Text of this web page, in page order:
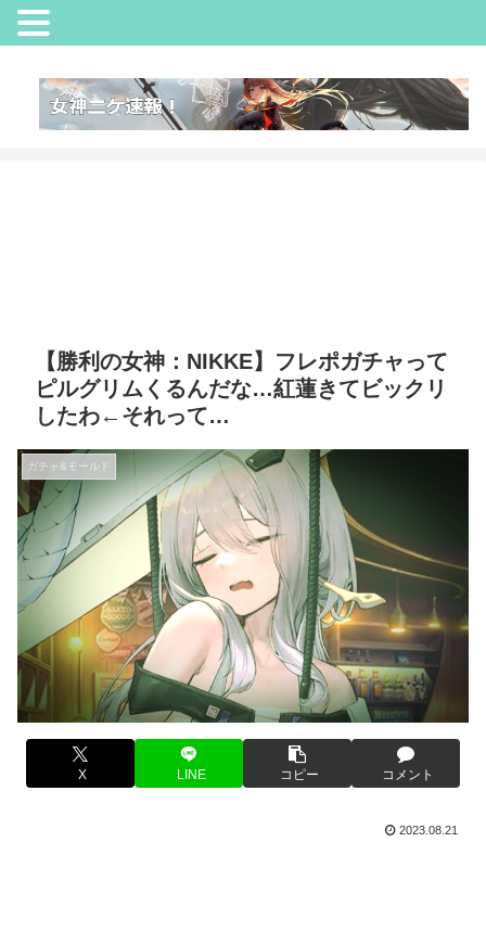
【勝利の女神：NIKKE】フレポガチャって
ピルグリムくるんだな…紅蓮きてビックリ
したわ←それって…
ガチャ&モールド
X LINE コピー コメント
2023.08.21